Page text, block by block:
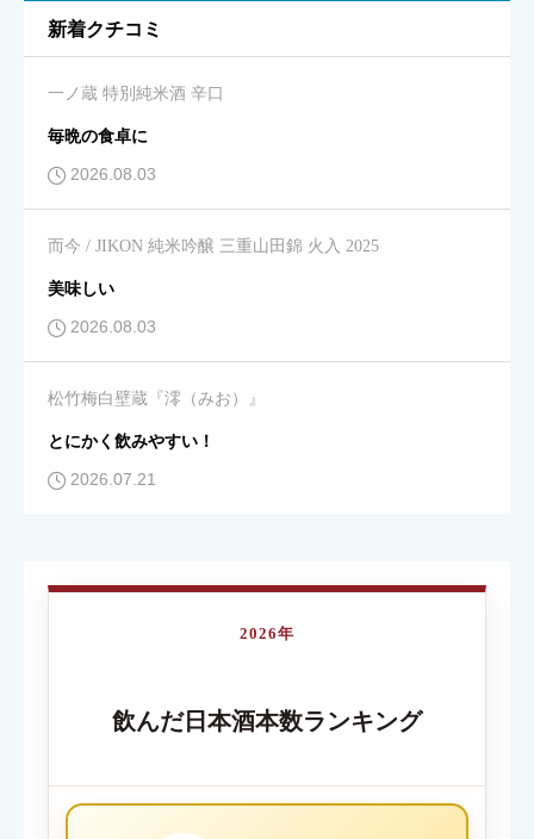
キレ 必須
星の数をお選びください
飲みやすさ 必須
星の数をお選びください
コスパ 必須
新着クチコミ
一ノ蔵 特別純米酒 辛口
毎晩の食卓に
2026.08.03
而今 / JIKON 純米吟醸 三重山田錦 火入 2025
美味しい
2026.08.03
松竹梅白壁蔵『澪（みお）』
とにかく飲みやすい！
2026.07.21
2026年
飲んだ日本酒本数ランキング